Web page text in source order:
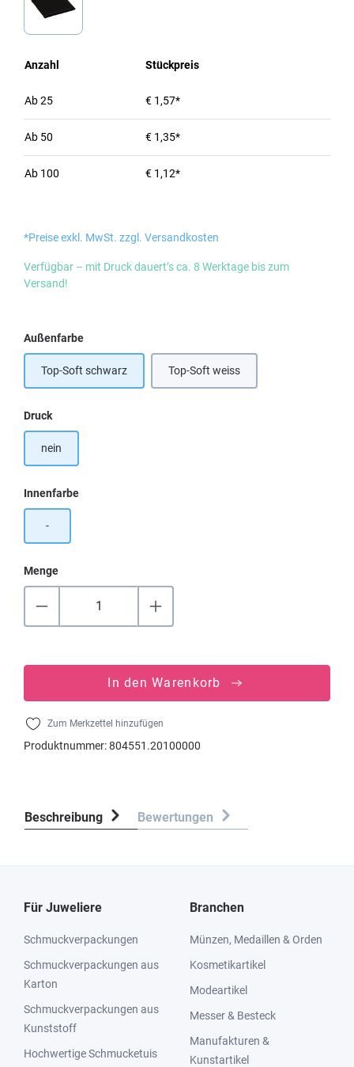
Anzahl Stückpreis
Ab25 € 1,57*
Ab 50 € 1,35*
Ab 100 € 1,12*
*Preise exkl. MwSt. zzgl. Versandkosten
Verfügbar – mit Druck dauert’s ca. 8 Werktage bis zum
Versand!
Außenfarbeauswählen
Top-Soft schwarz Top-Soft weiss
Druckauswählen
nein
Innenfarbeauswählen
-
Menge
In den Warenkorb
Zum Merkzettel hinzufügen
Produktnummer:804551.20100000
Beschreibung Bewertungen
Für Juweliere
Schmuckverpackungen
Schmuckverpackungen aus
Karton
Schmuckverpackungen aus
Kunststoff
Hochwertige Schmucketuis
Branchen
Münzen, Medaillen & Orden
Kosmetikartikel
Modeartikel
Messer & Besteck
Manufakturen &
Kunstartikel